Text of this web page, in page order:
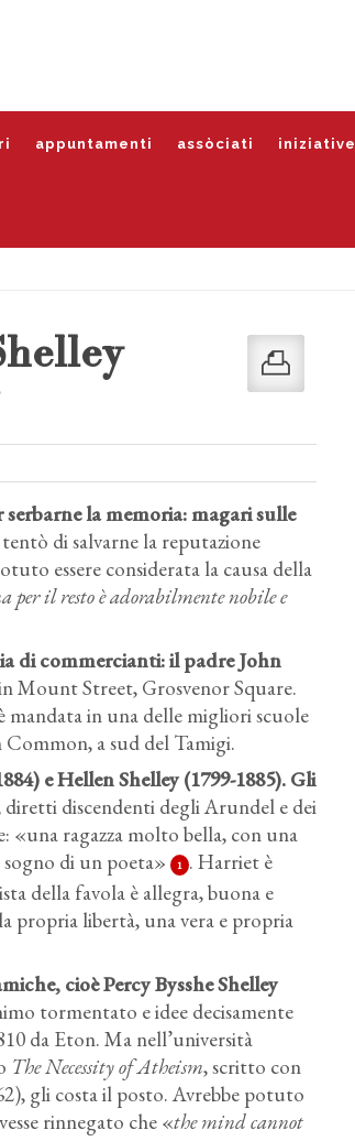
appuntamenti assòciati iniziative
la memoria: magari sulle
tentò di salvarne la reputazione
essere considerata la causa della
il resto è adorabilmente nobile e
di commercianti: il padre John
Mount Street, Grosvenor Square.
in una delle migliori scuole
a sud del Tamigi.
e Hellen Shelley (1799-1885). Gli
diretti discendenti degli Arundel e dei
«una ragazza molto bella, con una
di un poeta»
1 . Harriet è
della favola è allegra, buona e
propria libertà, una vera e propria
cioè Percy Bysshe Shelley
tormentato e idee decisamente
da Eton. Ma nell’università
The Necessity of Atheism, scritto con
gli costa il posto. Avrebbe potuto
rinnegato che «the mind cannot